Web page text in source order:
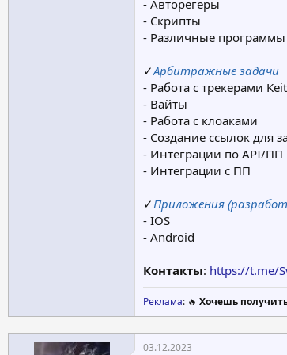
- Авторегеры
- Скрипты
- Различные программы
✓Арбитражные задачи
- Работа с трекерами
- Вайты
- Работа с клоаками
- Создание ссылок для
- Интеграции по API/ПП
- Интеграции с ПП
✓Приложения
- IOS
- Android
Контакты: https://t.me/
Реклама: 🔥 Хочешь
03.12.2023